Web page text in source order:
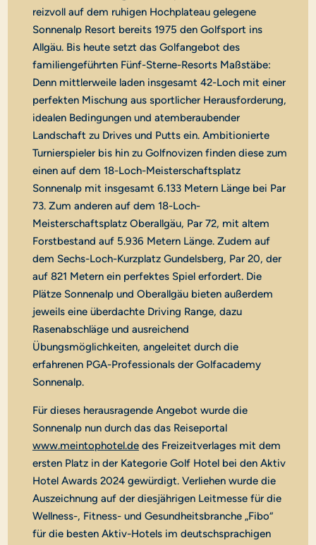
reizvoll auf dem ruhigen Hochplateau gelegene
Sonnenalp Resort bereits 1975 den Golfsport ins
Allgäu. Bis heute setzt das Golfangebot des
familiengeführten Fünf-Sterne-Resorts Maßstäbe:
Denn mittlerweile laden insgesamt 42-Loch mit einer
perfekten Mischung aus sportlicher Herausforderung,
idealen Bedingungen und atemberaubender
Landschaft zu Drives und Putts ein. Ambitionierte
Turnierspieler bis hin zu Golfnovizen finden diese zum
einen auf dem 18-Loch-Meisterschaftsplatz
Sonnenalp mit insgesamt 6.133 Metern Länge bei Par
73. Zum anderen auf dem 18-Loch-
Meisterschaftsplatz Oberallgäu, Par 72, mit altem
Forstbestand auf 5.936 Metern Länge. Zudem auf
dem Sechs-Loch-Kurzplatz Gundelsberg, Par 20, der
auf 821 Metern ein perfektes Spiel erfordert. Die
Plätze Sonnenalp und Oberallgäu bieten außerdem
jeweils eine überdachte Driving Range, dazu
Rasenabschläge und ausreichend
Übungsmöglichkeiten, angeleitet durch die
erfahrenen PGA-Professionals der Golfacademy
Sonnenalp.
Für dieses herausragende Angebot wurde die
Sonnenalp nun durch das das Reiseportal
www.meintophotel.dedes Freizeitverlages mit dem
ersten Platz in der Kategorie Golf Hotel bei den Aktiv
Hotel Awards 2024 gewürdigt. Verliehen wurde die
Auszeichnung auf der diesjährigen Leitmesse für die
Wellness-, Fitness- und Gesundheitsbranche „Fibo“
für die besten Aktiv-Hotels im deutschsprachigen